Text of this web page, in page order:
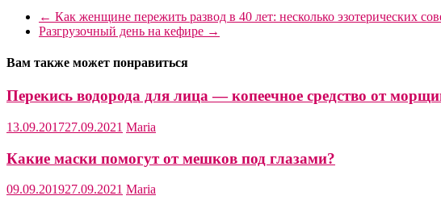
← Как женщине пережить развод в 40 лет: несколько эзотерических
Разгрузочный день на кефире →
Вам также может понравиться
Перекись водорода для лица — копеечное средство от
13.09.201727.09.2021 Maria
Какие маски помогут от мешков под глазами?
09.09.201927.09.2021 Maria